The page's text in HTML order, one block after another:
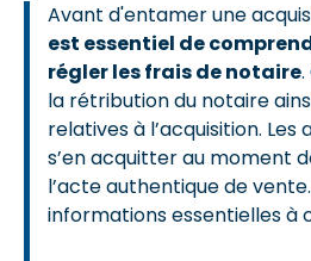
Avant d'entamer une
est essentiel de
régler les frais de notaire
la rétribution du notaire
relatives à l’acquisition.
s’en acquitter au moment
l’acte authentique de
informations essentielles à